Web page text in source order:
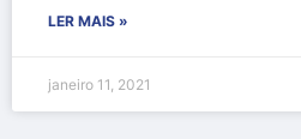
LER MAIS »
janeiro 11, 2021